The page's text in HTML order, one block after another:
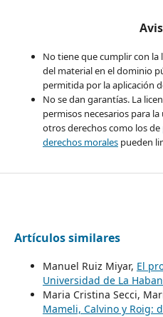
No tiene que cumplir con la
del material en el dominio
permitida por la aplicación
No se dan garantías. La
permisos necesarios para
otros derechos como los de
derechos moralespueden
Artículos similares
Manuel Ruiz Miyar, El
Universidad de La
Maria Cristina Secci,
Mameli, Calvino y Roig: